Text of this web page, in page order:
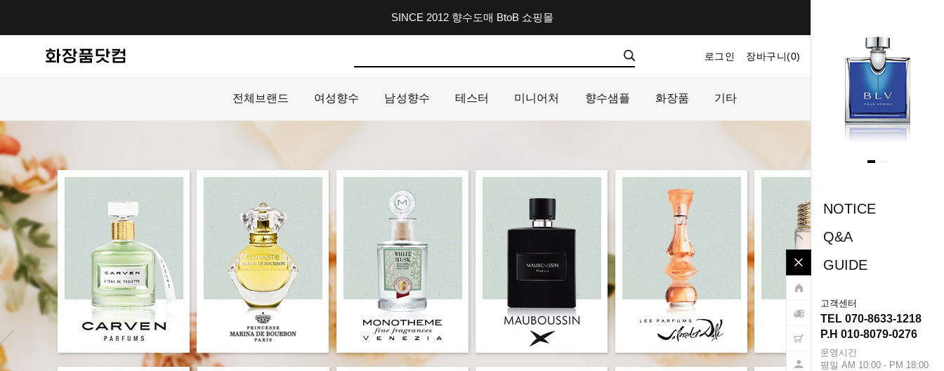
NOTICE
Q&A
GUIDE
고객센터
TEL 070-8633-1218
P.H 010-8079-0276
운영시간
평일 AM 10:00 - PM 18:00
SINCE 2012 향수도매 BtoB 쇼핑몰
로그인 장바구니(0) 마이페이지 주문내역
전체브랜드 여성향수 남성향수 테스터 미니어처 향수샘플 화장품 기타